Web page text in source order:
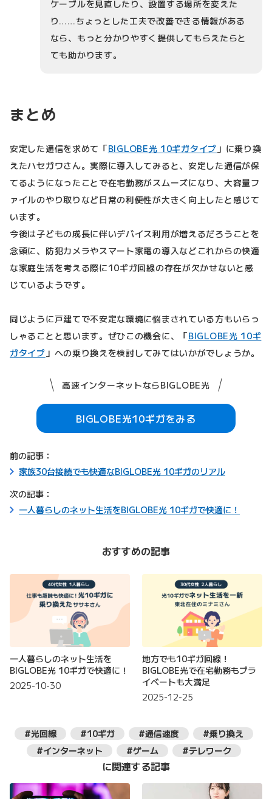
ケーブルを見直したり、設置する場所を変えた
り……ちょっとした工夫で改善できる情報がある
なら、もっと分かりやすく提供してもらえたらと
ても助かります。
まとめ
安定した通信を求めて「BIGLOBE光 10ギガタイプ 」に乗り換
えたハセガワさん。実際に導入してみると、安定した通信が保
てるようになったことで在宅勤務がスムーズになり、大容量フ
ァイルのやり取りなど日常の利便性が大きく向上したと感じて
います。
今後は子どもの成長に伴いデバイス利用が増えるだろうことを
念頭に、防犯カメラやスマート家電の導入などこれからの快適
な家庭生活を考える際に10ギガ回線の存在が欠かせないと感
じているようです。
同じように戸建てで不安定な環境に悩まされている方もいらっ
しゃることと思います。ぜひこの機会に、「BIGLOBE光 10ギ
ガタイプ 」への乗り換えを検討してみてはいかがでしょうか。
高速インターネットならBIGLOBE光
BIGLOBE光10ギガをみる
前の記事：
家族30台接続でも快適なBIGLOBE光 10ギガのリアル
次の記事：
一人暮らしのネット生活をBIGLOBE光 10ギガで快適に！
おすすめの記事
一人暮らしのネット生活を
BIGLOBE光 10ギガで快適に！
2025-10-30
地方でも10ギガ回線！
BIGLOBE光で在宅勤務もプラ
イベートも大満足
2025-12-25
#光回線 #10ギガ #通信速度
#乗り換え
#インターネット
#ゲーム #テレワーク
に関連する記事